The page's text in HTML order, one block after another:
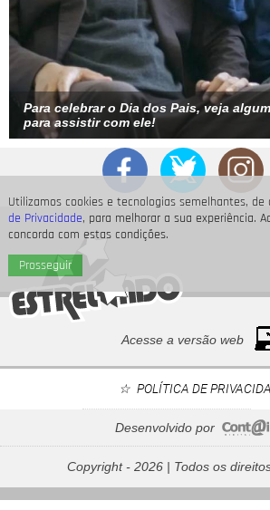
Utilizamos cookies e tecnologias semelhantes, de
de Privacidade, para melhorar a sua experiência.
concorda com estas condições.
Prosseguir
Para celebrar o Dia dos Pais, veja
para assistir com ele!
que passarão o Dia dos Pais à espera
Acesse a versão web
POLÍTICA DE
Desenvolvido por
Copyright - 2026 | Todos os